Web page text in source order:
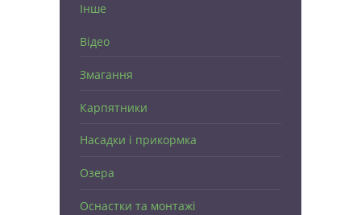
Інше
Відео
Змагання
Карпятники
Насадки і прикормка
Озера
Оснастки та монтажі